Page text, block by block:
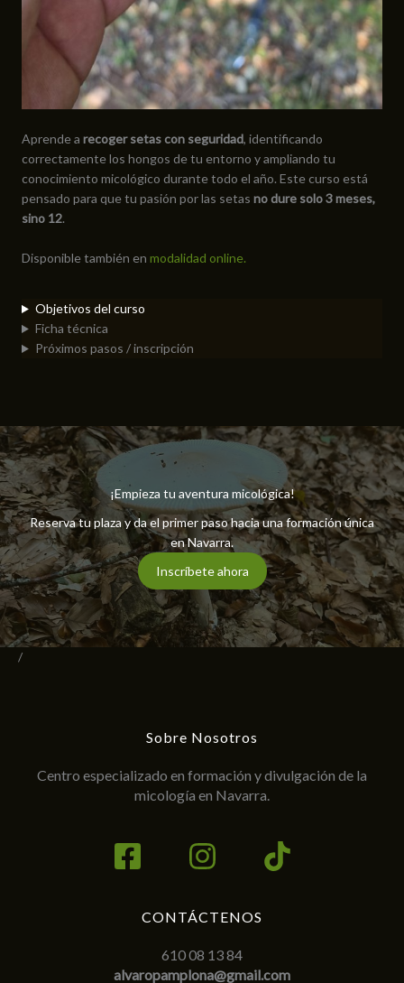
Aprende a recoger setas con seguridad, identificando
correctamente los hongos de tu entorno y ampliando tu
conocimiento micológico durante todo el año. Este curso está
pensado para que tu pasión por las setas no dure solo 3 meses,
sino 12.
Disponible también en modalidad online.
Objetivos del curso
Ficha técnica
Próximos pasos / inscripción
¡Empieza tu aventura micológica!
Reserva tu plaza y da el primer paso hacia una formación única
en Navarra.
Inscríbete ahora
/
Sobre Nosotros
Centro especializado en formación y divulgación de la
micología en Navarra.
CONTÁCTENOS
610 08 13 84
alvaropamplona@gmail.com